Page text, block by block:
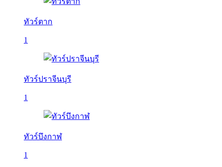
ทัวร์ตาก
1
ทัวร์ปราจีนบุรี
1
ทัวร์บึงกาฬ
1